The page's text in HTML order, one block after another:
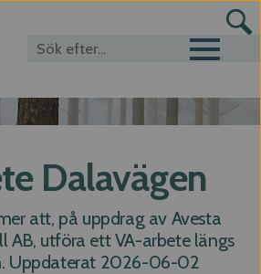
Toggle
Dalavägen
att, på uppdrag av Avesta
AB, utföra ett VA-arbete längs
Uppdaterat 2026-06-02